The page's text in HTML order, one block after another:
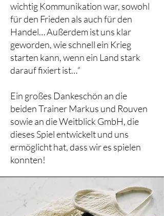
wichtig Kommunikation war, sowohl
für den Frieden als auch für den
Handel… Außerdem ist uns klar
geworden, wie schnell ein Krieg
starten kann, wenn ein Land stark
darauf fixiert ist…“
Ein großes Dankeschön an die
beiden Trainer Markus und Rouven
sowie an die Weitblick GmbH, die
dieses Spiel entwickelt und uns
ermöglicht hat, dass wir es spielen
konnten!